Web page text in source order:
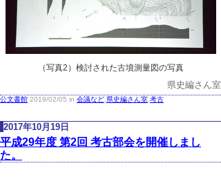
（写真2）検討された古墳測量図の写真
県史編さん室
公文書館 2019/02/05 in 会議など 県史編さん室 考古
2017年10月19日
平成29年度 第2回 考古部会を開催しまし
た。